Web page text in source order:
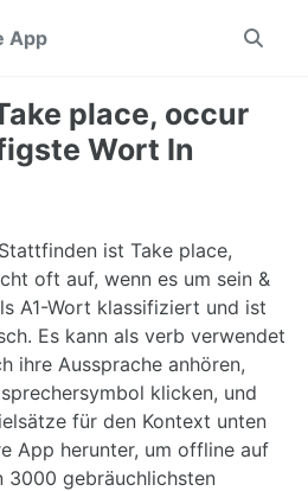
App
Toggle
place, occur
Wort In
ist Take place,
oft auf, wenn es um sein &
A1-Wort klassifiziert und ist
Es kann als verb verwendet
ihre Aussprache anhören,
klicken, und
für den Kontext unten
App herunter, um offline auf
3000 gebräuchlichsten